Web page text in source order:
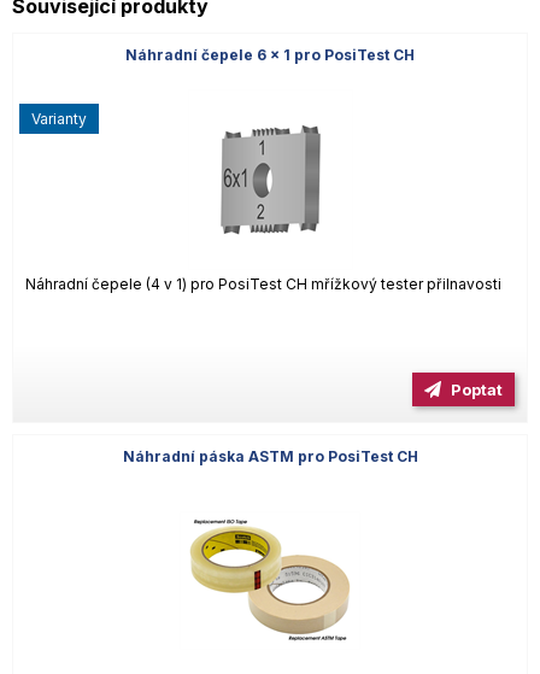
Související produkty
Náhradní čepele 6 x 1 pro PosiTest CH
Náhradní čepele (4 v 1) pro PosiTest CH mřížkový tester přilnavosti
varianty
Poptat
Náhradní páska ASTM pro PosiTest CH